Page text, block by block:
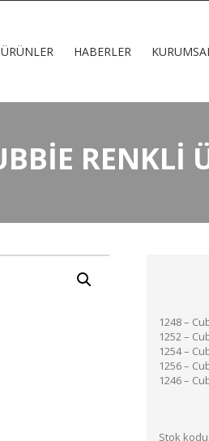
ÜRÜNLER HABERLER
RENKLI
1248 –
1252 –
1254 –
1256 –
1246 –
Stok kodu: